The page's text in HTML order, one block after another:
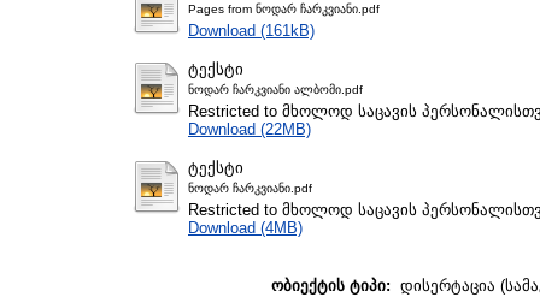
Pages from ნოდარ ჩარკვიანი.pdf
Download (161kB)
ტექსტი
ნოდარ ჩარკვიანი ალბომი.pdf
Restricted to მხოლოდ საცავის
Download (22MB)
ტექსტი
ნოდარ ჩარკვიანი.pdf
Restricted to მხოლოდ საცავის
Download (4MB)
ობიექტის ტიპი: დისერტაცია